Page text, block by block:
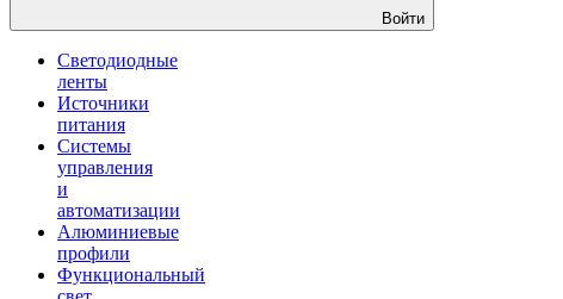
Войти
Светодиодные
ленты
Источники
питания
Системы
управления
и
автоматизации
Алюминиевые
профили
Функциональный